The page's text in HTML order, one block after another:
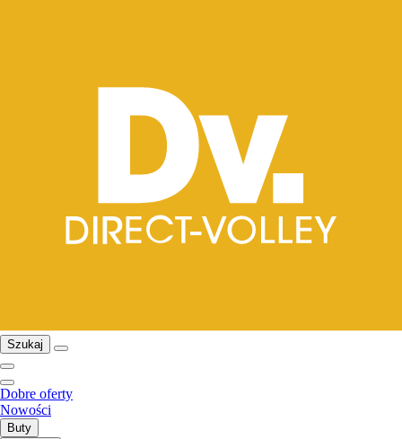
Szukaj
Dobre oferty
Nowości
Buty